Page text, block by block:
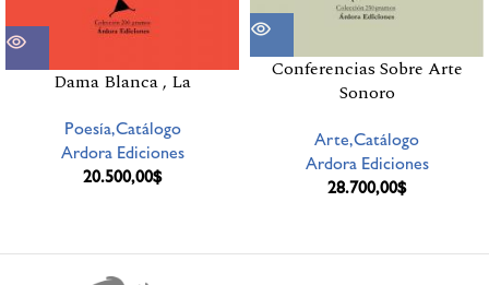
Dama Blanca , La
Poesía,Catálogo
Ardora Ediciones
20.500,00$
Conferencias Sobre Arte
Sonoro
Arte,Catálogo
Ardora Ediciones
28.700,00$